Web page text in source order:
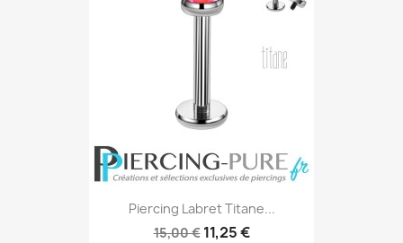
Piercing Labret Titane...
15,00 € 11,25 €